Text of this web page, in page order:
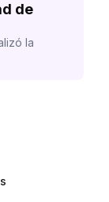
de
la